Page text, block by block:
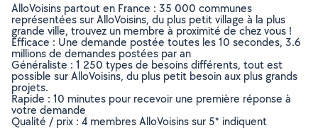
AlloVoisins partout en France : 35 000 communes
représentées sur AlloVoisins, du plus petit village à la plus
grande ville, trouvez un membre à proximité de chez vous !
Efficace : Une demande postée toutes les 10 secondes, 3.6
millions de demandes postées par an
Généraliste : 1 250 types de besoins différents, tout est
possible sur AlloVoisins, du plus petit besoin aux plus grands
projets.
Rapide : 10 minutes pour recevoir une première réponse à
votre demande
Qualité / prix : 4 membres AlloVoisins sur 5* indiquent